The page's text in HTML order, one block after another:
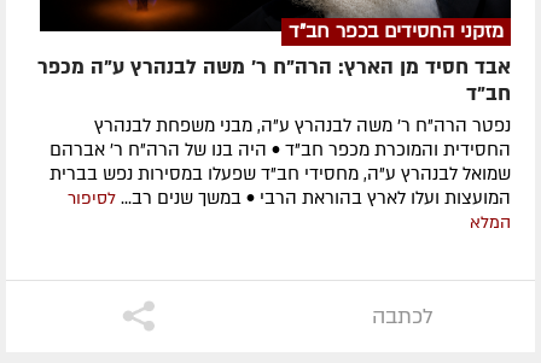
מזקני החסידים בכפר חב"ד
אבד חסיד מן הארץ: הרה"ח ר' משה לבנהרץ ע"ה מכפר
חב"ד
נפטר הרה"ח ר' משה לבנהרץ ע"ה, מבני משפחת לבנהרץ
החסידית והמוכרת מכפר חב"ד • היה בנו של הרה"ח ר' אברהם
שמואל לבנהרץ ע"ה, מחסידי חב"ד שפעלו במסירות נפש בברית
המועצות ועלו לארץ בהוראת הרבי • במשך שנים רב... לסיפור
המלא
לכתבה